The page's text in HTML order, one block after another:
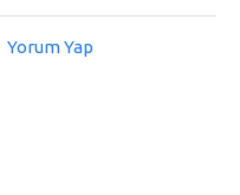
Yorum Yap